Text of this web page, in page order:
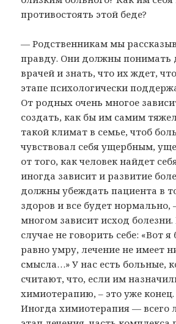
противостоять этой беде?
— Родственникам мы
правду. Они должны понимать
врачей и знать, что их ждет,
этапе психологически
От родных очень многое
создать, как бы им самим
такой климат в семье, чтоб
чувствовал себя ущербным,
от того, как человек найдет
иногда зависит и развитие
должны убеждать пациента в
здоров и все будет нормально,
многом зависит исход
случае не говорить себе: «Вот я
равно умру, лечение не имеет
смысла…» У нас есть больные,
считают, что, если им
химиотерапию, – это уже конец.
Иногда химиотерапия — всего